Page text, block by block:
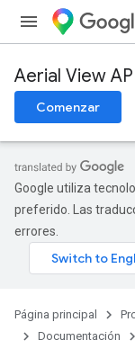
Aerial View
Comenzar
Google utiliza
preferido. Las
errores.
Página principal
Documentación